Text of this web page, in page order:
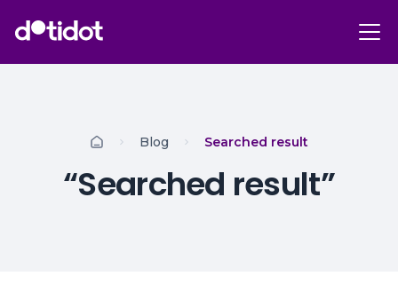
Blog Searched result
“Searched result”